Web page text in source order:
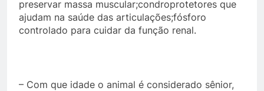
preservar massa muscular;condroprotetores que
ajudam na saúde das articulações;fósforo
controlado para cuidar da função renal.
– Com que idade o animal é considerado sênior,